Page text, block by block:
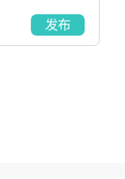
发布